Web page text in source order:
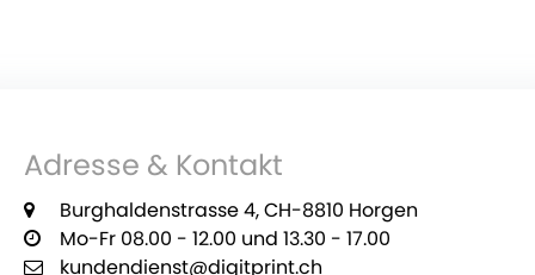
Adresse & Kontakt
Burghaldenstrasse 4, CH-8810 Horgen
Mo-Fr 08.00 - 12.00 und 13.30 - 17.00
kundendienst@digitprint.ch